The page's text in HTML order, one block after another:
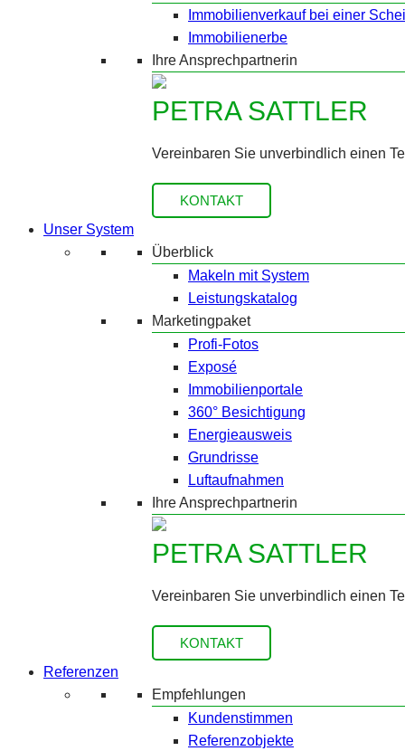
Immobilienverkauf bei einer
Immobilienerbe
Ihre Ansprechpartnerin
PETRA SATTLER
Vereinbaren Sie unverbindlich einen
KONTAKT
Unser System
Überblick
Makeln mit System
Leistungskatalog
Marketingpaket
Profi-Fotos
Exposé
Immobilienportale
360° Besichtigung
Energieausweis
Grundrisse
Luftaufnahmen
Ihre Ansprechpartnerin
PETRA SATTLER
Vereinbaren Sie unverbindlich einen
KONTAKT
Referenzen
Empfehlungen
Kundenstimmen
Referenzobjekte